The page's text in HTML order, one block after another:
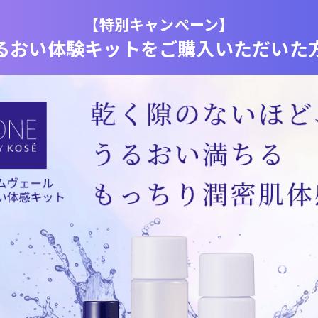
【特別キャンペーン】
おい体験キットをご購入いただいた